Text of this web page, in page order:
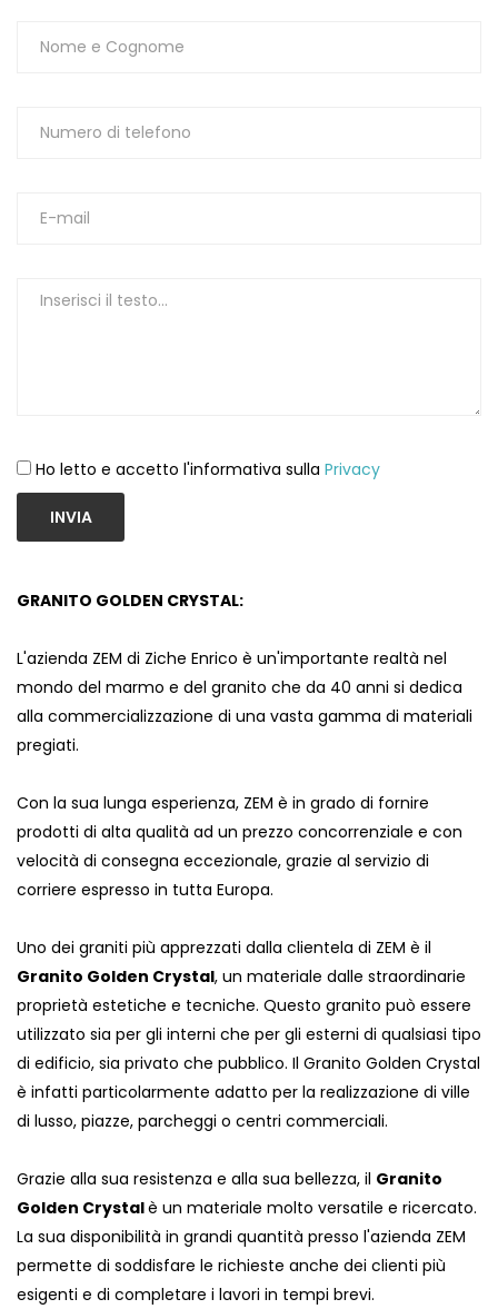
Ho letto e accetto l'informativa sulla Privacy
INVIA
GRANITO GOLDEN CRYSTAL:
L'azienda ZEM di Ziche Enrico è un'importante realtà nel
mondo del marmo e del granito che da 40 anni si dedica
alla commercializzazione di una vasta gamma di materiali
pregiati.
Con la sua lunga esperienza, ZEM è in grado di fornire
prodotti di alta qualità ad un prezzo concorrenziale e con
velocità di consegna eccezionale, grazie al servizio di
corriere espresso in tutta Europa.
Uno dei graniti più apprezzati dalla clientela di ZEM è il
Granito Golden Crystal, un materiale dalle straordinarie
proprietà estetiche e tecniche. Questo granito può essere
utilizzato sia per gli interni che per gli esterni di qualsiasi tipo
di edificio, sia privato che pubblico. Il Granito Golden Crystal
è infatti particolarmente adatto per la realizzazione di ville
di lusso, piazze, parcheggi o centri commerciali.
Grazie alla sua resistenza e alla sua bellezza, il Granito
Golden Crystalè un materiale molto versatile e ricercato.
La sua disponibilità in grandi quantità presso l'azienda ZEM
permette di soddisfare le richieste anche dei clienti più
esigenti e di completare i lavori in tempi brevi.